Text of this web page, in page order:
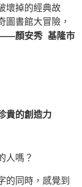
壞掉的經典故
圖書館大冒險，
顏安秀 基隆市
貴的創造力
人嗎？
的同時，感覺到